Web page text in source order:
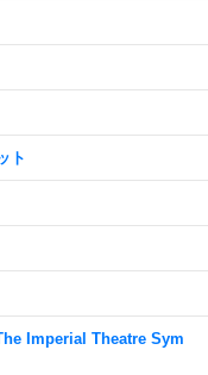
ト
Imperial Theatre Sym